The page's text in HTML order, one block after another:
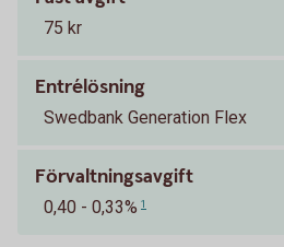
75 kr
Entrélösning
Swedbank Generation Flex
Förvaltningsavgift
0,40 - 0,33% 1